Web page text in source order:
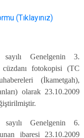
(Tıklayınız)
Genelgenin 3.
fotokopisi (TC
(İkametgah),
olarak 23.10.2009
Genelgenin 6.
ibaresi 23.10.2009